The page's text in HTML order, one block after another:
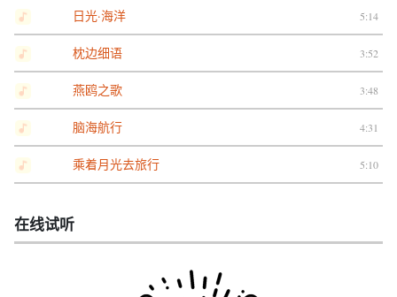
日光·海洋 5:14
枕边细语 3:52
燕鸥之歌 3:48
脑海航行 4:31
乘着月光去旅行 5:10
在线试听